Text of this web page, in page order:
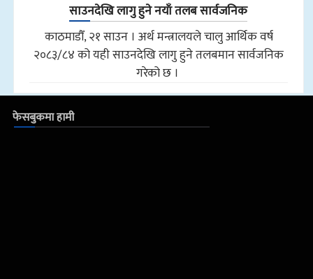
साउनदेखि लागु हुने नयाँ तलब सार्वजनिक
काठमाडौँ, २१ साउन । अर्थ मन्त्रालयले चालु आर्थिक वर्ष
२०८३/८४ को यही साउनदेखि लागु हुने तलबमान सार्वजनिक
गरेको छ ।
फेसबुकमा हामी